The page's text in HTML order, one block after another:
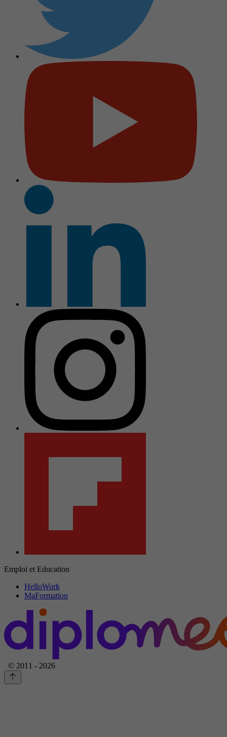
Emploi et Education
HelloWork
MaFormation
© 2011 - 2026